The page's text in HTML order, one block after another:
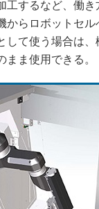
工するなど、働
からロボットセ
して使う場合は
まま使用できる。